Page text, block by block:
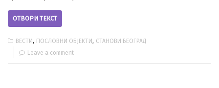
ОТВОРИ ТЕКСТ
ВЕСТИ, ПОСЛОВНИ ОБЈЕКТИ, СТАНОВИ БЕОГРАД
Leave a comment